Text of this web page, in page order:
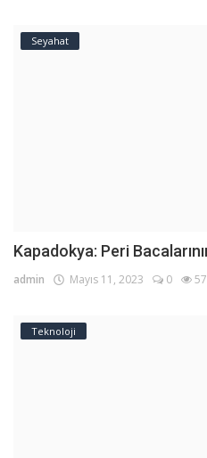
Seyahat
Kapadokya: Peri
admin Mayıs 11, 2023 0
Teknoloji